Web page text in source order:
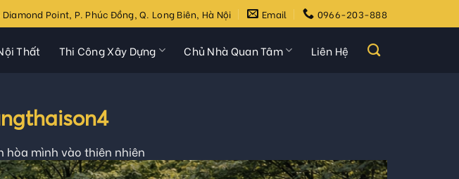
Point, P. Phúc Đồng, Q. Long Biên, Hà Nội Email 0966-203-888
Thất Thi Công Xây Dựng Chủ Nhà Quan Tâm Liên Hệ
hòa mình vào thiên nhiên